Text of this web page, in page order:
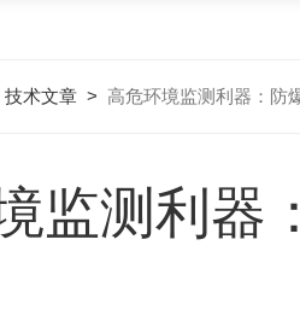
技术文章 > 高危环境监测利器：防
监测利器